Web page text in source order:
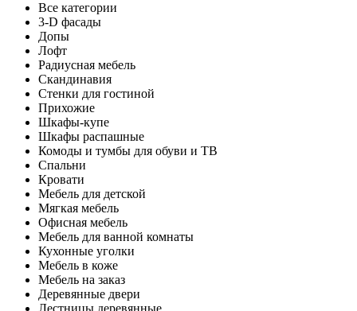
Все категории
3-D фасады
Допы
Лофт
Радиусная мебель
Скандинавия
Стенки для гостиной
Прихожие
Шкафы-купе
Шкафы распашные
Комоды и тумбы для обуви и ТВ
Спальни
Кровати
Мебель для детской
Мягкая мебель
Офисная мебель
Мебель для ванной комнаты
Кухонные уголки
Мебель в коже
Мебель на заказ
Деревянные двери
Лестницы деревянные